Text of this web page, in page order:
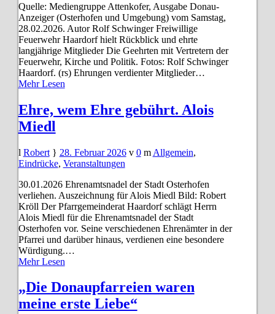
Quelle: Mediengruppe Attenkofer, Ausgabe Donau-
Anzeiger (Osterhofen und Umgebung) vom Samstag,
28.02.2026. Autor Rolf Schwinger Freiwillige
Feuerwehr Haardorf hielt Rückblick und ehrte
langjährige Mitglieder Die Geehrten mit Vertretern der
Feuerwehr, Kirche und Politik. Fotos: Rolf Schwinger
Haardorf. (rs) Ehrungen verdienter Mitglieder…
Mehr Lesen
Ehre, wem Ehre gebührt. Alois
Miedl
Robert 28. Februar 2026 0 Allgemein,
Eindrücke, Veranstaltungen
30.01.2026 Ehrenamtsnadel der Stadt Osterhofen
verliehen. Auszeichnung für Alois Miedl Bild: Robert
Kröll Der Pfarrgemeinderat Haardorf schlägt Herrn
Alois Miedl für die Ehrenamtsnadel der Stadt
Osterhofen vor. Seine verschiedenen Ehrenämter in der
Pfarrei und darüber hinaus, verdienen eine besondere
Würdigung.…
Mehr Lesen
„Die Donaupfarreien waren
meine erste Liebe“